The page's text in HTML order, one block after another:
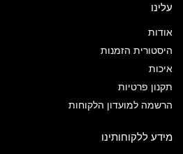
עלינו
אודות
היסטורית הזמנות
איכות
תקנון פרטיות
הרשמה למועדון הלקוחות
מידע ללקוחותינו